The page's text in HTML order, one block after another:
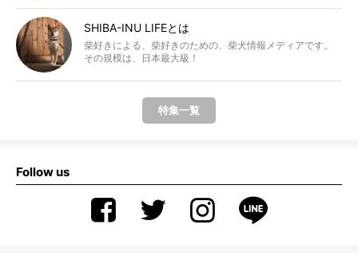
SHIBA-INU LIFEとは
柴好きによる、柴好きのための、柴犬情報メディアです。
その規模は、日本最大級！
特集一覧
Follow us